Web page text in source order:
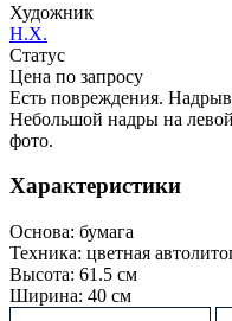
Художник
Н.Х.
Статус
Цена по запросу
Есть повреждения.
Небольшой надры на
фото.
Характеристики
Основа: бумага
Техника: цветная
Высота: 61.5 см
Ширина: 40 см